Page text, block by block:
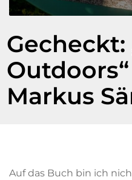
Gecheckt:
Markus
Auf das Buch bin ich